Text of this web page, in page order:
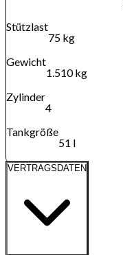
Stützlast
75 kg
Gewicht
1.510 kg
Zylinder
4
Tankgröße
51 l
VERTRAGSDATEN